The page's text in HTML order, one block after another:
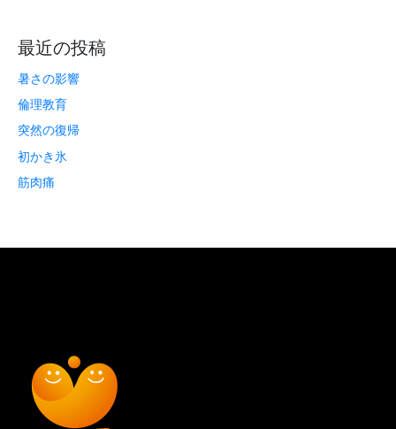
最近の投稿
暑さの影響
倫理教育
突然の復帰
初かき氷
筋肉痛